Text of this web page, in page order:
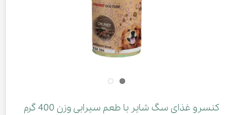
کنسرو غذای سگ شایر با طعم سیرابی وزن 400 گرم